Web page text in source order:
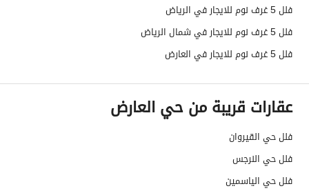
كهرباء
نعم
صرف صحي
نعم
تفاصيل اضافية
عمر العقار
سنتين
عرض الشارع
رقم المخطط
فلل 5 غرف نوم للايجار في الرياض
فلل 5 غرف نوم للايجار في شمال الرياض
فلل 5 غرف نوم للايجار في العارض
عقارات قريبة من حي العارض
فلل حي القيروان
فلل حي النرجس
فلل حي الياسمين